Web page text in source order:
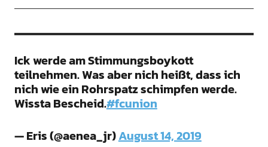
Ick werde am Stimmungsboykott
teilnehmen. Was aber nich heißt, dass ich
nich wie ein Rohrspatz schimpfen werde.
Wissta Bescheid.#fcunion
— Eris (@aenea_jr)August 14, 2019